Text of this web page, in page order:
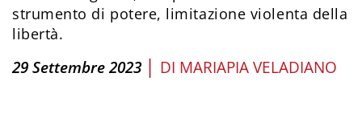
strumento di potere, limitazione violenta della
libertà.
29 Settembre 2023 | DI MARIAPIA VELADIANO